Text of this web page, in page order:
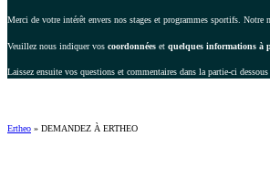
Merci de votre intérêt envers nos stages et programmes sportifs.
Veuillez nous indiquer vos coordonnées et quelques informations à
Laissez ensuite vos questions et commentaires dans la partie-ci
Ertheo » DEMANDEZ À ERTHEO